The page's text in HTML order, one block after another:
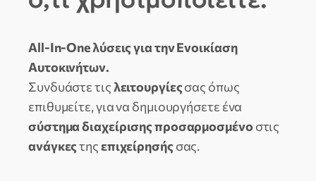
All-In-One λύσεις για την Ενοικίαση
Αυτοκινήτων.
Συνδυάστε τις λειτουργίεςσας όπως
επιθυμείτε, για να δημιουργήσετε ένα
σύστημα διαχείρισης προσαρμοσμένο στις
ανάγκεςτηςεπιχείρησής σας.